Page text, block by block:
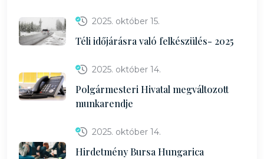
2025. október 15.
Téli időjárásra való felkészülés- 2025
2025. október 14.
Polgármesteri Hivatal megváltozott
munkarendje
2025. október 14.
Hirdetmény Bursa Hungarica